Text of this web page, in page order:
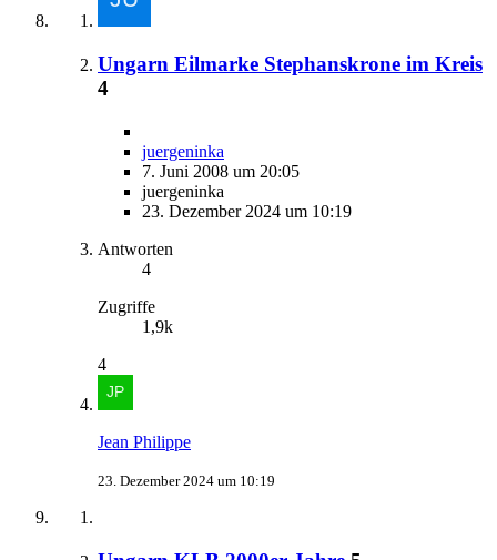
Ungarn Eilmarke Stephanskrone im Kreis
4
juergeninka
7. Juni 2008 um 20:05
juergeninka
23. Dezember 2024 um 10:19
Antworten
4
Zugriffe
1,9k
4
Jean Philippe
23. Dezember 2024 um 10:19